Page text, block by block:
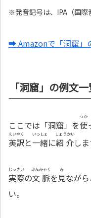
※発音記号は、IPA（国際
➡ Amazonで「洞窟」
「洞窟」の例文
ここでは「洞窟」を使
つか
英訳
えいやく
と一緒
いっしょ
に紹介
しょうかい
しま
実際
じっさい
の文脈
ぶんみゃく
を見
み
ながら
い。